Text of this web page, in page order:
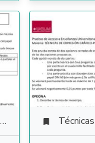
 Técnicas